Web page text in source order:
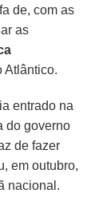
de, com as
as
Atlântico.
entrado na
do governo
de fazer
em outubro,
nacional.